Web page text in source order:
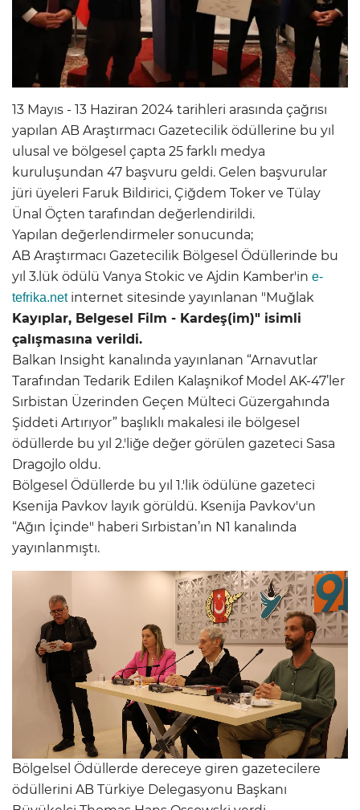
13 Mayıs - 13 Haziran 2024 tarihleri arasında çağrısı
yapılan AB Araştırmacı Gazetecilik ödüllerine bu yıl
ulusal ve bölgesel çapta 25 farklı medya
kuruluşundan 47 başvuru geldi. Gelen başvurular
jüri üyeleri Faruk Bildirici, Çiğdem Toker ve Tülay
Ünal Öçten tarafından değerlendirildi.
Yapılan değerlendirmeler sonucunda;
AB Araştırmacı Gazetecilik Bölgesel Ödüllerinde bu
yıl 3.lük ödülü Vanya Stokic ve Ajdin Kamber'in e-
tefrika.netinternet sitesinde yayınlanan "Muğlak
Kayıplar, Belgesel Film - Kardeş(im)" isimli
çalışmasına verildi.
Balkan Insight kanalında yayınlanan “Arnavutlar
Tarafından Tedarik Edilen Kalaşnikof Model AK-47’ler
Sırbistan Üzerinden Geçen Mülteci Güzergahında
Şiddeti Artırıyor” başlıklı makalesi ile bölgesel
ödüllerde bu yıl 2.'liğe değer görülen gazeteci Sasa
Dragojlo oldu.
Bölgesel Ödüllerde bu yıl 1.'lik ödülüne gazeteci
Ksenija Pavkov layık görüldü. Ksenija Pavkov'un
“Ağın İçinde" haberi Sırbistan’ın N1 kanalında
yayınlanmıştı.
Bölgelsel Ödüllerde dereceye giren gazetecilere
ödüllerini AB Türkiye Delegasyonu Başkanı